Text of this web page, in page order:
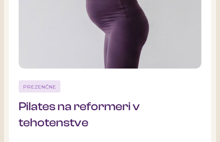
PREZENČNE
Pilates na reformeri v
tehotenstve